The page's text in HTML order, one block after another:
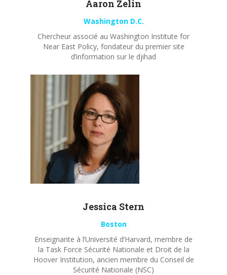
Aaron Zelin
Washington D.C.
Chercheur associé au Washington Institute for
Near East Policy, fondateur du premier site
d’information sur le djihad
Jessica Stern
Boston
Enseignante à l’Université d’Harvard, membre de
la Task Force Sécurité Nationale et Droit de la
Hoover Institution, ancien membre du Conseil de
Sécurité Nationale (NSC)